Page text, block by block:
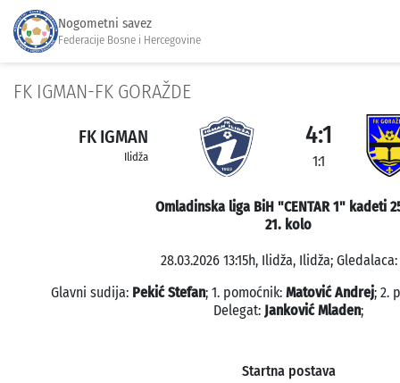
Nogometni savez
Federacije Bosne i Hercegovine
FK IGMAN-FK GORAŽDE
FK IGMAN
Ilidža
4:1
1:1
Omladinska liga BiH "CENTAR 1" kadeti
21. kolo
28.03.2026 13:15h, Ilidža, Ilidža; Gledalaca:
Glavni sudija: Pekić Stefan; 1. pomoćnik: Matović Andrej; 2.
Delegat: Janković Mladen;
Startna postava